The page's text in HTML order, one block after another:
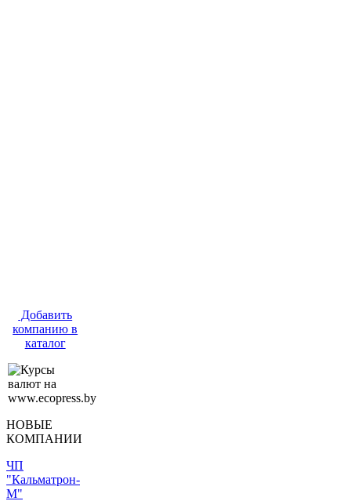
Добавить
компанию в
каталог
НОВЫЕ
КОМПАНИИ
ЧП
"Кальматрон-
М"